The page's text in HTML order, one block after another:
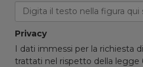
Privacy
I dati immessi per la richiesta
trattati nel rispetto della legge